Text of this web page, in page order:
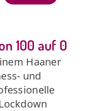
100 auf 0
Haaner
und